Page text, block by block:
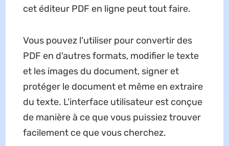
cet éditeur PDF en ligne peut tout faire.
Vous pouvez l'utiliser pour convertir des
PDF en d'autres formats, modifier le texte
et les images du document, signer et
protéger le document et même en extraire
du texte. L'interface utilisateur est conçue
de manière à ce que vous puissiez trouver
facilement ce que vous cherchez.